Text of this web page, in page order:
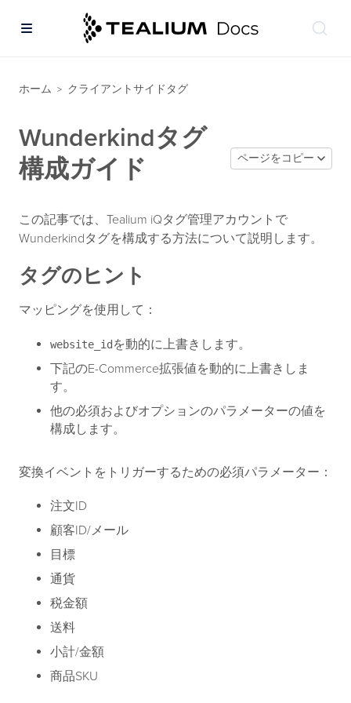
ホーム > クライアントサイドタグ
Wunderkindタグ
構成ガイド
ページをコピー
この記事では、Tealium iQタグ管理アカウントで
Wunderkindタグを構成する方法について説明します。
タグのヒント
マッピングを使用して：
website_idを動的に上書きします。
下記のE-Commerce拡張値を動的に上書きしま
す。
他の必須およびオプションのパラメーターの値を
構成します。
変換イベントをトリガーするための必須パラメーター：
注文ID
顧客ID/メール
目標
通貨
税金額
送料
小計/金額
商品SKU